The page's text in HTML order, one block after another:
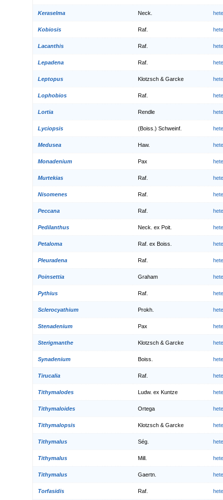
Keraselma Neck.
Kobiosis Raf.
Lacanthis Raf.
Lepadena Raf.
Leptopus Klotzsch & Garcke
Lophobios Raf.
Lortia Rendle
Lyciopsis (Boiss.) Schweinf.
Medusea Haw.
Monadenium Pax
Murtekias Raf.
Nisomenes Raf.
Peccana Raf.
Pedilanthus Neck. ex Poit.
Petaloma Raf. ex Boiss.
Pleuradena Raf.
Poinsettia Graham
Pythius Raf.
Sclerocyathium Prokh.
Stenadenium Pax
Sterigmanthe Klotzsch & Garcke
Synadenium Boiss.
Tirucalia Raf.
Tithymalodes Ludw. ex Kuntze
Tithymaloides Ortega
Tithymalopsis Klotzsch & Garcke
Tithymalus Ség.
Tithymalus Mill.
Tithymalus Gaertn.
Torfasidis Raf.